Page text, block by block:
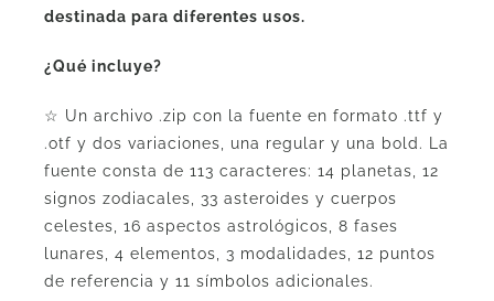
destinada para diferentes usos.
¿Qué incluye?
☆ Un archivo .zip con la fuente en formato .ttf y
.otf y dos variaciones, una regular y una bold. La
fuente consta de 113 caracteres: 14 planetas, 12
signos zodiacales, 33 asteroides y cuerpos
celestes, 16 aspectos astrológicos, 8 fases
lunares, 4 elementos, 3 modalidades, 12 puntos
de referencia y 11 símbolos adicionales.